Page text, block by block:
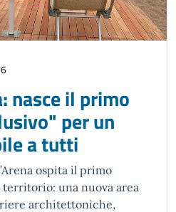
nasce il primo
per un
a tutti
ospita il primo
una nuova area
architettoniche,